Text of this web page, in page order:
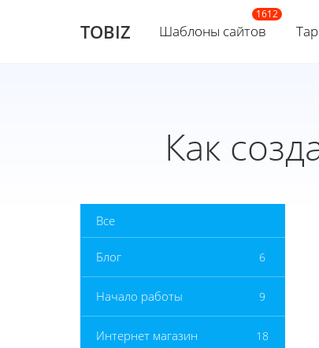
TOBIZ Шаблоны сайтов
Как
Все
Блог 6
Начало работы 9
Интернет магазин 18